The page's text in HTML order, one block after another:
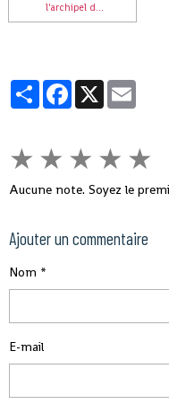
l'archipel d...
PartagerFacebook
X
★ ★ ★ ★ ★
Aucune note. Soyez le
Ajouter un commentaire
Nom
E-mail